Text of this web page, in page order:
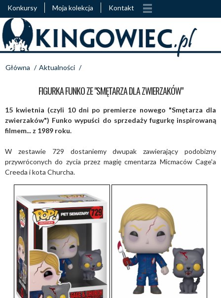
Konkursy Moja kolekcja Kontakt
Główna / Aktualności /
FIGURKA FUNKO ZE "SMĘTARZA DLA ZWIERZAKÓW"
15 kwietnia (czyli 10 dni po premierze nowego "Smętarza dla
zwierzaków") Funko wypuści do sprzedaży fugurkę inspirowaną
filmem... z 1989 roku.
W zestawie 729 dostaniemy dwupak zawierający podobizny
przywróconych do zycia przez magię cmentarza Micmaców Cage'a
Creeda i kota Churcha.